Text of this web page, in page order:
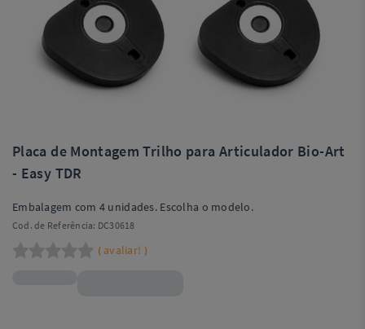
Placa de Montagem Trilho para Articulador Bio-Art
- Easy TDR
Embalagem com 4 unidades. Escolha o modelo.
Cod. de Referência: DC30618
( avaliar! )